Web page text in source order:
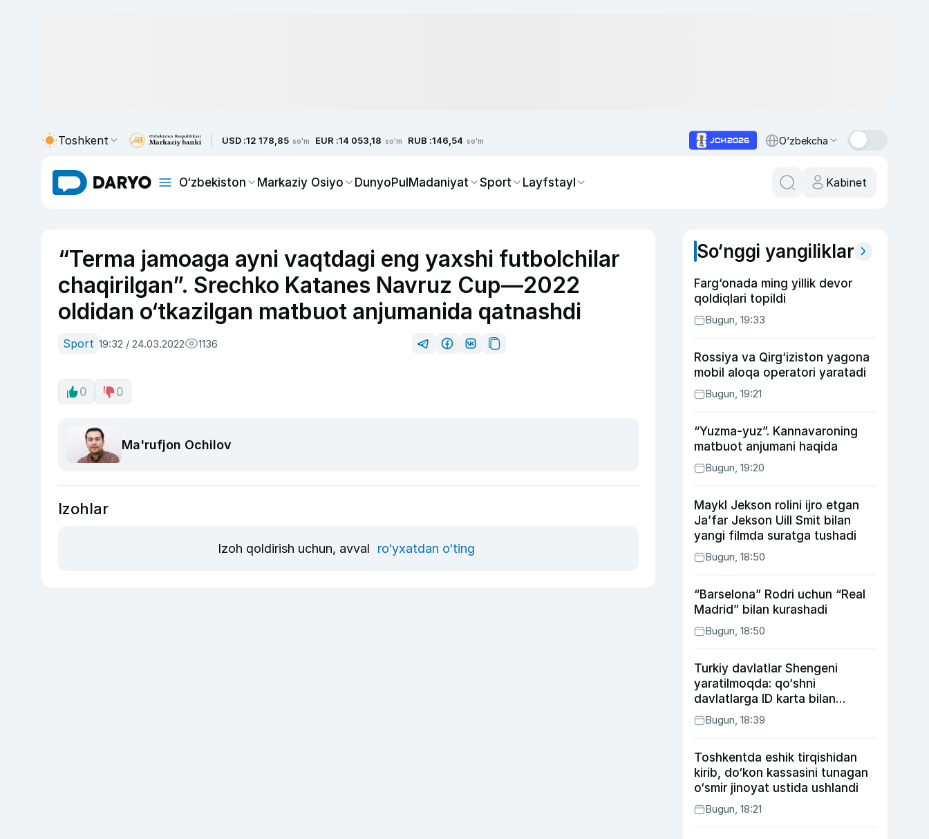
Toshkent USD :12 178,85 so'm EUR :14 053,18 so'm RUB :146,54 so'm O‘zbekcha
O‘zbekiston Markaziy Osiyo DunyoPulMadaniyat Sport Layfstayl Kabinet
“Terma jamoaga ayni vaqtdagi eng yaxshi futbolchilar
chaqirilgan”. Srechko Katanes Navruz Cup—2022
oldidan o‘tkazilgan matbuot anjumanida qatnashdi
Sport 19:32 / 24.03.2022 1136
0 0
Ma'rufjon Ochilov
Izohlar
Izoh qoldirish uchun, avval ro‘yxatdan o‘ting
So‘nggi yangiliklar
Farg‘onada ming yillik devor
qoldiqlari topildi
Bugun, 19:33
Rossiya va Qirg‘iziston yagona
mobil aloqa operatori yaratadi
Bugun, 19:21
“Yuzma-yuz”. Kannavaroning
matbuot anjumani haqida
Bugun, 19:20
Maykl Jekson rolini ijro etgan
Ja’far Jekson Uill Smit bilan
yangi filmda suratga tushadi
Bugun, 18:50
“Barselona” Rodri uchun “Real
Madrid” bilan kurashadi
Bugun, 18:50
Turkiy davlatlar Shengeni
yaratilmoqda: qo‘shni
davlatlarga ID karta bilan
boriladi
Bugun, 18:39
Toshkentda eshik tirqishidan
kirib, do‘kon kassasini tunagan
o‘smir jinoyat ustida ushlandi
Bugun, 18:21